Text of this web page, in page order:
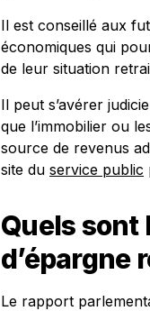
Il est conseillé aux
économiques qui
de leur situation
Il peut s’avérer
que l’immobilier ou
source de revenus
site du service public
Quels sont
d’épargne
Le rapport